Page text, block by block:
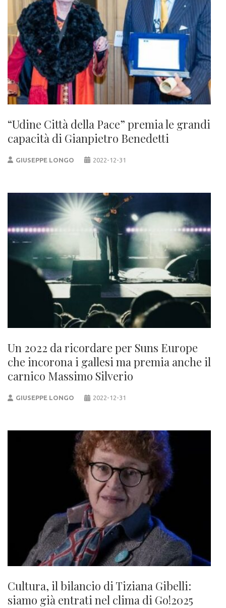
“Udine Città della Pace” premia le grandi
capacità di Gianpietro Benedetti
GIUSEPPE LONGO 2022-12-31
Un 2022 da ricordare per Suns Europe
che incorona i gallesi ma premia anche il
carnico Massimo Silverio
GIUSEPPE LONGO 2022-12-31
Cultura, il bilancio di Tiziana Gibelli:
siamo già entrati nel clima di Go!2025